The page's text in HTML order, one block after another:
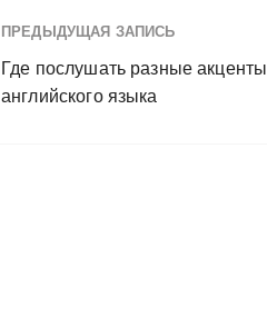
ПРЕДЫДУЩАЯ ЗАПИСЬ
Где послушать разные акценты
английского языка